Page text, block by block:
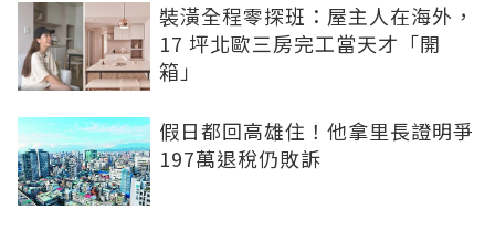
裝潢全程零探班：屋主人在海外，
17 坪北歐三房完工當天才「開
箱」
假日都回高雄住！他拿里長證明爭
197萬退稅仍敗訴